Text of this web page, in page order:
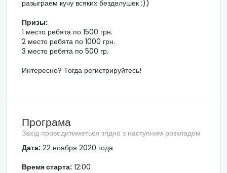
разыграем кучу всяких безделушек :))
Призы:
1 место ребята по 1500 грн.
2 место ребята по 1000 грн.
3 место ребята по 500 гр.
Интересно? Тогда регистрируйтесь!
Програма
Захід проводитиметься згідно з наступним розкладом
Дата: 22 ноября 2020 года
Время старта: 12:00